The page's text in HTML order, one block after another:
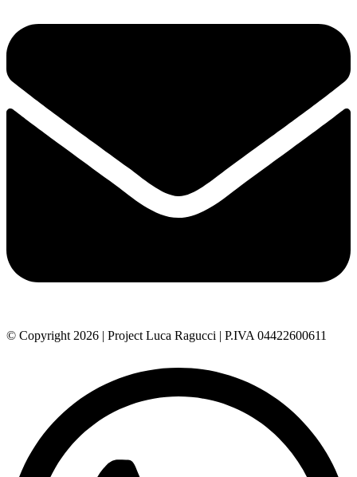
© Copyright 2026 | Project Luca Ragucci | P.IVA 04422600611